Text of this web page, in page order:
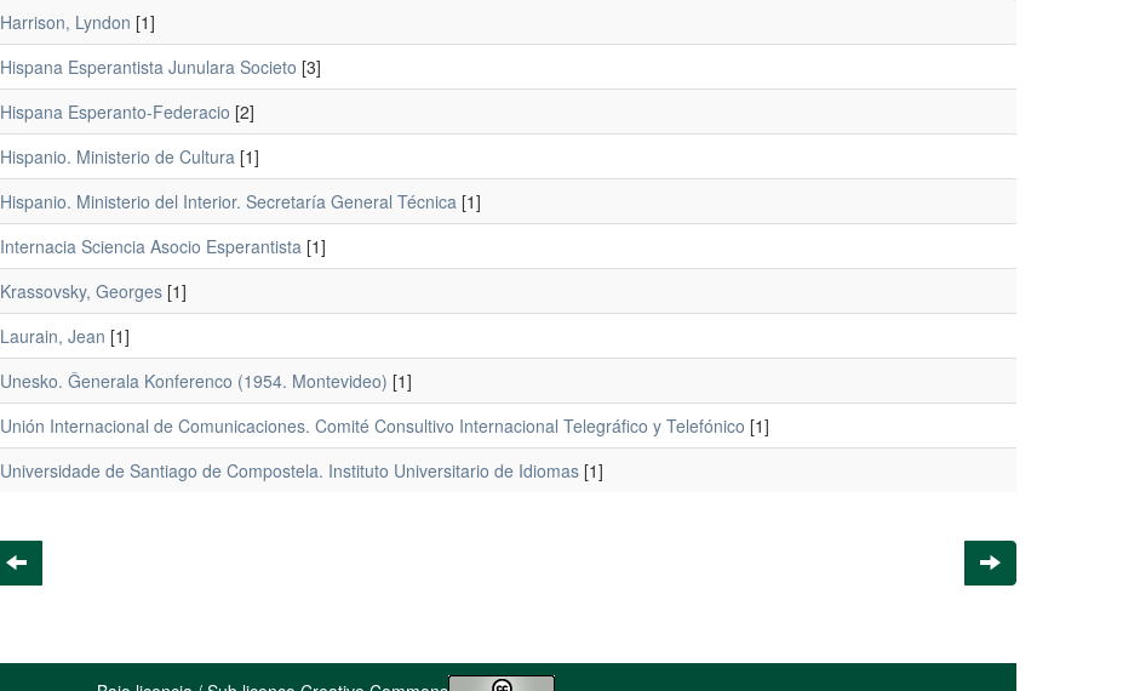
Harrison, Lyndon [1]
Hispana Esperantista Junulara Societo [3]
Hispana Esperanto-Federacio [2]
Hispanio. Ministerio de Cultura[1]
Hispanio. Ministerio del Interior. Secretaría General Técnica[1]
Internacia Sciencia Asocio Esperantista[1]
Krassovsky, Georges[1]
Laurain, Jean [1]
Unesko. Ĝenerala Konferenco (1954. Montevideo) [1]
Unión Internacional de Comunicaciones. Comité Consultivo Internacional Telegráfico y Telefónico [1]
Universidade de Santiago de Compostela. Instituto Universitario de Idiomas[1]